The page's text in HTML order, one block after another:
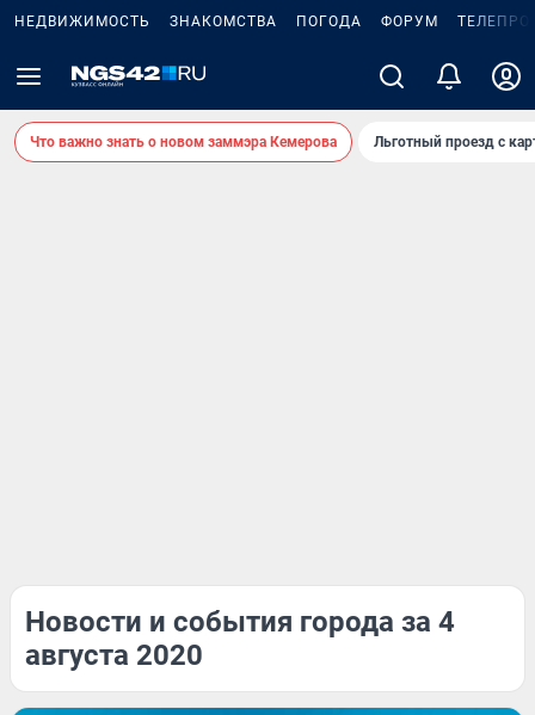
НЕДВИЖИМОСТЬ ЗНАКОМСТВА ПОГОДА ФОРУМ
Что важно знать о новом заммэра Кемерова Льготный проезд с
Новости и события города за 4
августа 2020